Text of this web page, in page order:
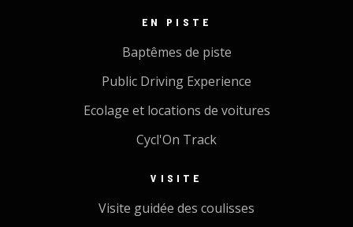
EN PISTE
Baptêmes de piste
Public Driving Experience
Ecolage et locations de voitures
Cycl'On Track
VISITE
Visite guidée des coulisses